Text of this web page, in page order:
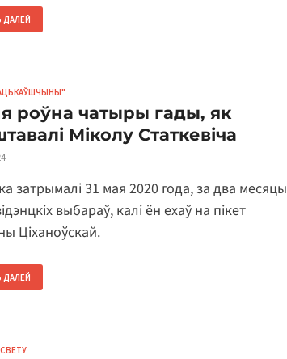
роўна чатыры гады, як
Міколу Статкевіча
затрымалі 31 мая 2020 года, за два месяцы
выбараў, калі ён ехаў на пікет
Ціханоўскай.